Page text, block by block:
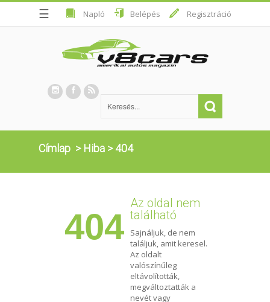
☰ Napló Belépés Regisztráció
Címlap > Hiba >404
404
Az oldal nem
található
Sajnáljuk, de nem
találjuk, amit keresel.
Az oldalt
valószínűleg
eltávolították,
megváltoztatták a
nevét vagy